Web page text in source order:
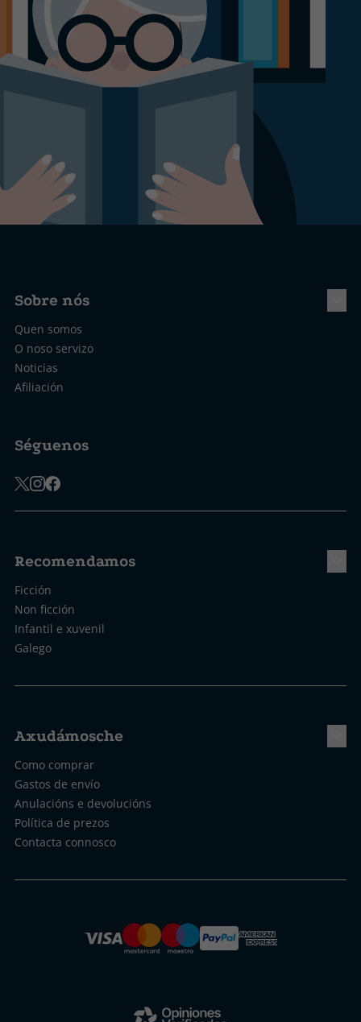
Sobre nós
Quen somos
O noso servizo
Noticias
Afiliación
Séguenos
Recomendamos
Ficción
Non ficción
Infantil e xuvenil
Galego
Axudámosche
Como comprar
Gastos de envío
Anulacións e devolucións
Política de prezos
Contacta connosco